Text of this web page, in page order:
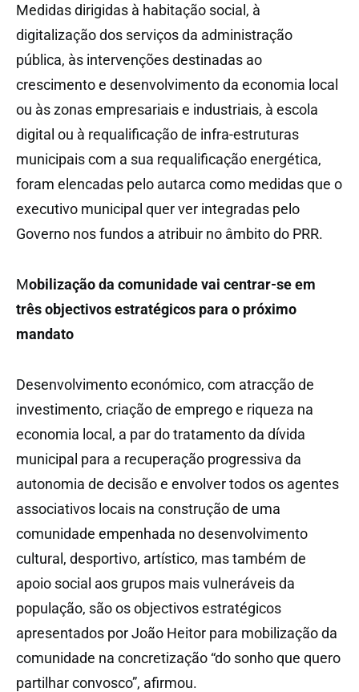
Medidas dirigidas à habitação social, à
digitalização dos serviços da administração
pública, às intervenções destinadas ao
crescimento e desenvolvimento da economia local
ou às zonas empresariais e industriais, à escola
digital ou à requalificação de infra-estruturas
municipais com a sua requalificação energética,
foram elencadas pelo autarca como medidas que o
executivo municipal quer ver integradas pelo
Governo nos fundos a atribuir no âmbito do PRR.
Mobilização da comunidade vai centrar-se em
três objectivos estratégicos para o próximo
mandato
Desenvolvimento económico, com atracção de
investimento, criação de emprego e riqueza na
economia local, a par do tratamento da dívida
municipal para a recuperação progressiva da
autonomia de decisão e envolver todos os agentes
associativos locais na construção de uma
comunidade empenhada no desenvolvimento
cultural, desportivo, artístico, mas também de
apoio social aos grupos mais vulneráveis da
população, são os objectivos estratégicos
apresentados por João Heitor para mobilização da
comunidade na concretização “do sonho que quero
partilhar convosco”, afirmou.